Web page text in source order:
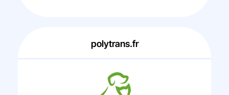
polytrans.fr